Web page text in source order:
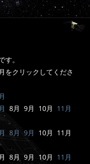
。
をクリックしてくださ
8月 9月 10月 11月
8月 9月
10月 11月
8月 9月 10月 11月